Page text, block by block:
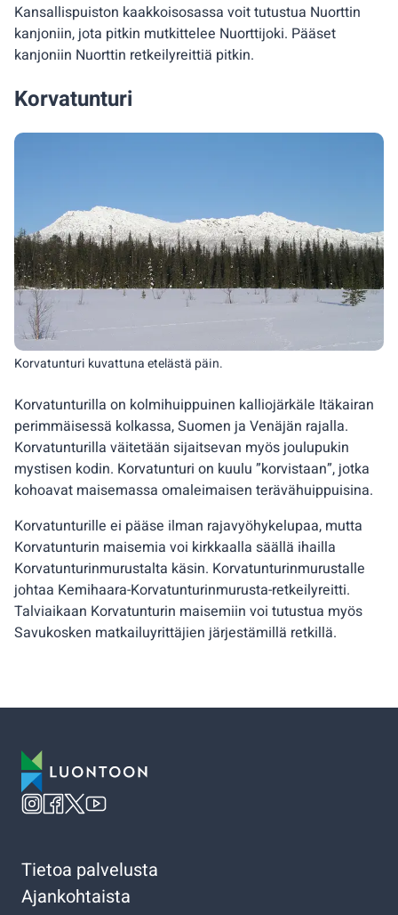
Kansallispuiston kaakkoisosassa voit tutustua Nuorttin
kanjoniin, jota pitkin mutkittelee Nuorttijoki. Pääset
kanjoniin Nuorttin retkeilyreittiä pitkin.
Korvatunturi
Korvatunturilla on kolmihuippuinen kalliojärkäle Itäkairan
perimmäisessä kolkassa, Suomen ja Venäjän rajalla.
Korvatunturilla väitetään sijaitsevan myös joulupukin
mystisen kodin. Korvatunturi on kuulu ”korvistaan”, jotka
kohoavat maisemassa omaleimaisen terävähuippuisina.
Korvatunturille ei pääse ilman rajavyöhykelupaa, mutta
Korvatunturin maisemia voi kirkkaalla säällä ihailla
Korvatunturinmurustalta käsin. Korvatunturinmurustalle
johtaa Kemihaara-Korvatunturinmurusta-retkeilyreitti.
Talviaikaan Korvatunturin maisemiin voi tutustua myös
Savukosken matkailuyrittäjien järjestämillä retkillä.
Korvatunturi kuvattuna etelästä päin.
Tietoa palvelusta
Ajankohtaista